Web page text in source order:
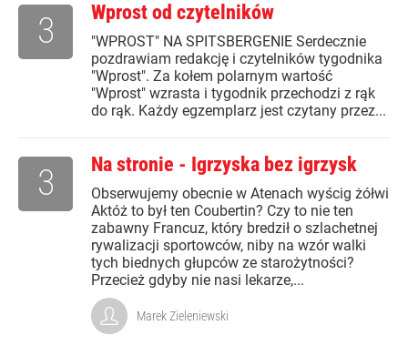
Wprost od czytelników
"WPROST" NA SPITSBERGENIE Serdecznie
pozdrawiam redakcję i czytelników tygodnika
"Wprost". Za kołem polarnym wartość
"Wprost" wzrasta i tygodnik przechodzi z rąk
do rąk. Każdy egzemplarz jest czytany przez...
3
Na stronie - Igrzyska bez igrzysk
Obserwujemy obecnie w Atenach wyścig żółwi
Aktóż to był ten Coubertin? Czy to nie ten
zabawny Francuz, który bredził o szlachetnej
rywalizacji sportowców, niby na wzór walki
tych biednych głupców ze starożytności?
Przecież gdyby nie nasi lekarze,...
3
Marek Zieleniewski